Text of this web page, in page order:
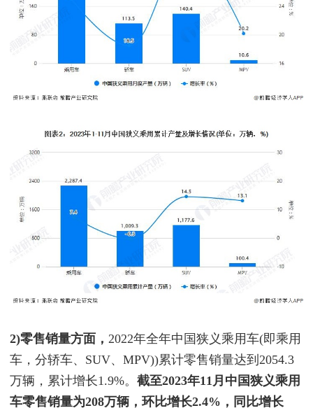
2)零售销量方面， 2022年全年中国狭义乘用车(即乘用
车，分轿车、SUV、MPV))累计零售销量达到2054.3
万辆，累计增长1.9%。 截至2023年11月中国狭义乘用
车零售销量为208万辆，环比增长2.4%，同比增长